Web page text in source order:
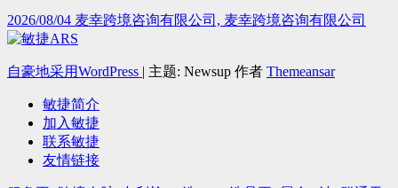
2026/08/04 麦幸跨境咨询有限公司, 麦幸跨境咨询有限公司
自豪地采用WordPress | 主题: Newsup 作者 Themeansar
敏捷简介
加入敏捷
联系敏捷
友情链接